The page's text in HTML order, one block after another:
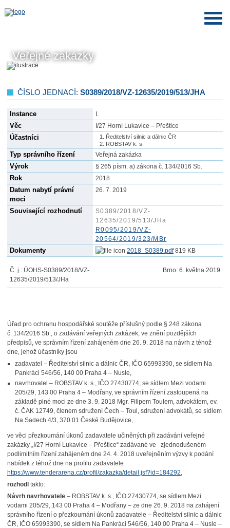
Veřejné zakázky
ČÍSLO JEDNACÍ: S0389/2018/VZ-12635/2019/513/JHA
Instance I.
Věc I/27 Horní Lukavice – Přeštice
Účastníci
Ředitelství silnic a dálnic ČR
ROBSTAV k. s.
Typ správního řízení Veřejná zakázka
Výrok § 265 písm. a) zákona č. 134/2016 Sb.
Rok 2018
Datum nabytí právní
moci
26. 7. 2019
Související rozhodnutí
S0389/2018/VZ-
12635/2019/513/JHa
R0095/2019/VZ-
20564/2019/323/MBr
Dokumenty 2018_S0389.pdf819 KB
Č. j.:ÚOHS-S0389/2018/VZ-
12635/2019/513/JHa
Brno: 6. května 2019
Úřad pro ochranu hospodářské soutěže příslušný podle § 248 zákona
č. 134/2016 Sb., o zadávání veřejných zakázek, ve znění pozdějších
předpisů, ve správním řízení zahájeném dne 26. 9. 2018 na návrh z téhož
dne, jehož účastníky jsou
zadavatel – Ředitelství silnic a dálnic ČR, IČO 65993390, se sídlem Na
Pankráci 546/56, 140 00 Praha 4 – Nusle,
navrhovatel – ROBSTAV k. s., IČO 27430774, se sídlem Mezi vodami
205/29, 143 00 Praha 4 – Modřany, ve správním řízení zastoupená na
základě plné moci ze dne 3. 9. 2018 Mgr. Filipem Toulem, advokátem, ev.
č. ČAK 12749, členem sdružení Čech – Toul, sdružení advokátů, se sídlem
Na Sadech 4/3, 370 01 České Budějovice,
ve věci přezkoumání úkonů zadavatele učiněných při zadávání veřejné
zakázky „I/27 Horní Lukavice – Přeštice“ zadávané ve zjednodušeném
podlimitním řízení zahájeném dne 24. 4. 2018 uveřejněním výzvy k podání
nabídek z téhož dne na profilu zadavatele
https://www.tenderarena.cz/profil/zakazka/detail.jsf?id=184292,
rozhodl takto:
Návrh navrhovatele– ROBSTAV k. s., IČO 27430774, se sídlem Mezi
vodami 205/29, 143 00 Praha 4 – Modřany – ze dne 26. 9. 2018 na zahájení
správního řízení o přezkoumání úkonů zadavatele – Ředitelství silnic a dálnic
ČR, IČO 65993390, se sídlem Na Pankráci 546/56, 140 00 Praha 4 – Nusle –